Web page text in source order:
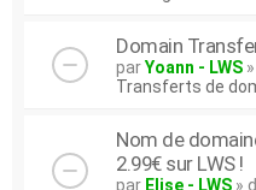
Domain
parYoann - LWS
Transferts de
Nom de
2.99€ sur LWS !
par Elise - LWS »